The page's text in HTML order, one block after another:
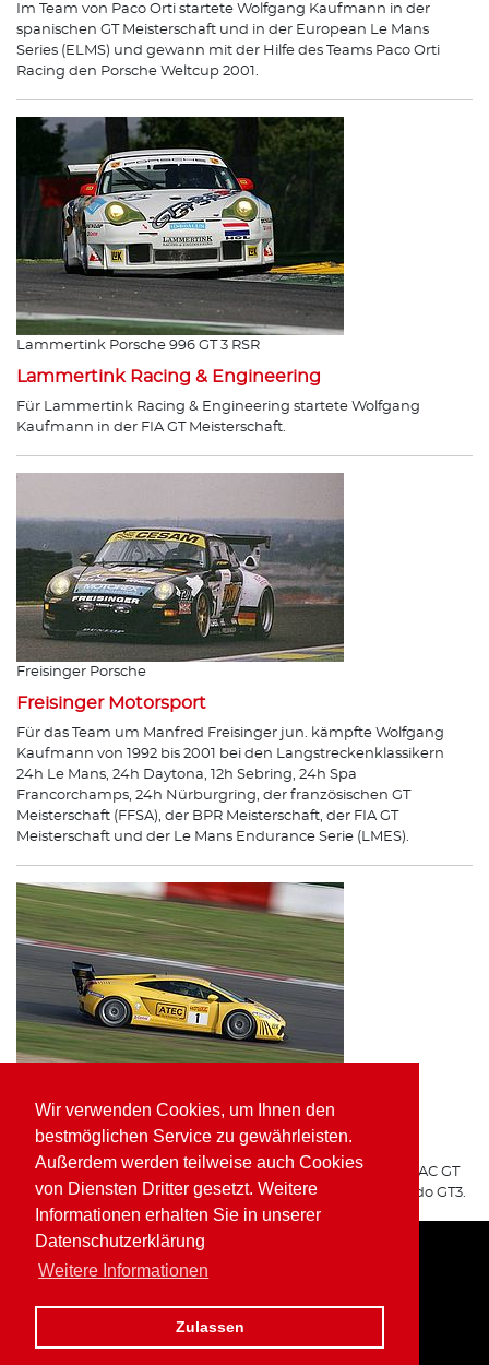
Wir verwenden Cookies, um Ihnen den
bestmöglichen Service zu gewährleisten.
Außerdem werden teilweise auch Cookies
von Diensten Dritter gesetzt. Weitere
Informationen erhalten Sie in unserer
Datenschutzerklärung
Weitere Informationen
Zulassen
Im Team von Paco Orti startete Wolfgang Kaufmann in der
spanischen GT Meisterschaft und in der European Le Mans
Series (ELMS) und gewann mit der Hilfe des Teams Paco Orti
Racing den Porsche Weltcup 2001.
Lammertink Porsche 996 GT 3 RSR
Lammertink Racing & Engineering
Für Lammertink Racing & Engineering startete Wolfgang
Kaufmann in der FIA GT Meisterschaft.
Freisinger Porsche
Freisinger Motorsport
Für das Team um Manfred Freisinger jun. kämpfte Wolfgang
Kaufmann von 1992 bis 2001 bei den Langstreckenklassikern
24h Le Mans, 24h Daytona, 12h Sebring, 24h Spa
Francorchamps, 24h Nürburgring, der französischen GT
Meisterschaft (FFSA), der BPR Meisterschaft, der FIA GT
Meisterschaft und der Le Mans Endurance Serie (LMES).
ATEC Fluid Systems Lamborghini Gallardo GT3
ARGO Racing
Für ARGO Racing startete Wolfgang Kaufmann in der ADAC GT
Masters auf dem ATEC Fluid Systems Lamborghini Gallardo GT3.
Home Impressum